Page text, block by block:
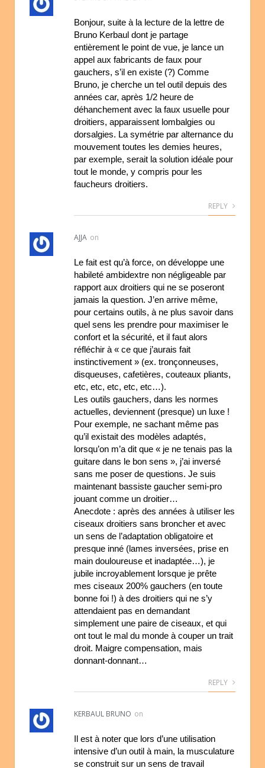
Bonjour, suite à la lecture de la lettre de
Bruno Kerbaul dont je partage
entièrement le point de vue, je lance un
appel aux fabricants de faux pour
gauchers, s’il en existe (?) Comme
Bruno, je cherche un tel outil depuis des
années car, après 1/2 heure de
déhanchement avec la faux usuelle pour
droitiers, apparaissent lombalgies ou
dorsalgies. La symétrie par alternance du
mouvement toutes les demies heures,
par exemple, serait la solution idéale pour
tout le monde, y compris pour les
faucheurs droitiers.
REPLY
AJJA on
Le fait est qu’à force, on développe une
habileté ambidextre non négligeable par
rapport aux droitiers qui ne se poseront
jamais la question. J’en arrive même,
pour certains outils, à ne plus savoir dans
quel sens les prendre pour maximiser le
confort et la sécurité, et il faut alors
réfléchir à « ce que j’aurais fait
instinctivement » (ex. tronçonneuses,
disqueuses, cafetières, couteaux pliants,
etc, etc, etc, etc, etc…).
Les outils gauchers, dans les normes
actuelles, deviennent (presque) un luxe !
Pour exemple, ne sachant même pas
qu’il existait des modèles adaptés,
lorsqu’on m’a dit que « je ne tenais pas la
guitare dans le bon sens », j’ai inversé
sans me poser de questions. Je suis
maintenant bassiste gaucher semi-pro
jouant comme un droitier…
Anecdote : après des années à utiliser les
ciseaux droitiers sans broncher et avec
un sens de l’adaptation obligatoire et
presque inné (lames inversées, prise en
main douloureuse et inadaptée…), je
jubile incroyablement lorsque je prête
mes ciseaux 200% gauchers (en toute
bonne foi !) à des droitiers qui ne s’y
attendaient pas en demandant
simplement une paire de ciseaux, et qui
ont tout le mal du monde à couper un trait
droit. Maigre compensation, mais
donnant-donnant…
REPLY
KERBAUL BRUNO on
Il est à noter que lors d’une utilisation
intensive d’un outil à main, la musculature
se construit sur un sens de travail